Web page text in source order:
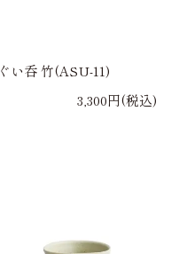
ぐい呑 竹(ASU-11)
3,300円(税込)